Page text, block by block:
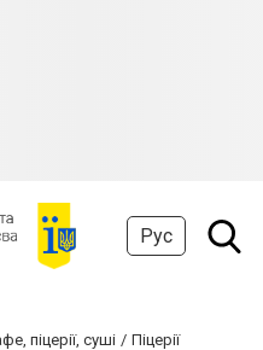
Рус
піцерії, суші Піцерії